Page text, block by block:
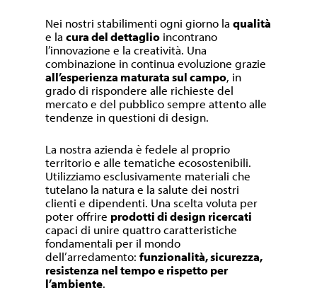
Nei nostri stabilimenti ogni giorno laqualità
e lacura del dettaglio incontrano
l’innovazione e la creatività. Una
combinazione in continua evoluzione grazie
all’esperienza maturata sul campo, in
grado di rispondere alle richieste del
mercato e del pubblico sempre attento alle
tendenze in questioni di design.
La nostra azienda è fedele al proprio
territorio e alle tematiche ecosostenibili.
Utilizziamo esclusivamente materiali che
tutelano la natura e la salute dei nostri
clienti e dipendenti. Una scelta voluta per
poter offrire prodotti di design ricercati
capaci di unire quattro caratteristiche
fondamentali per il mondo
dell’arredamento:funzionalità, sicurezza,
resistenza nel tempo e rispetto per
l’ambiente.